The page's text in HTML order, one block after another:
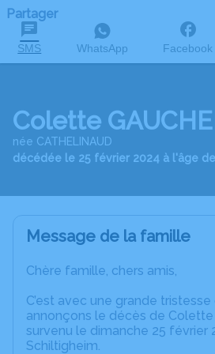
Partager
SMS WhatsApp Facebook
Colette
née CATHELINAUD
décédée le 25 février 2024 à l'âge
Message de la famille
Chère famille, chers amis,
C’est avec une grande
annonçons le décès de Colette
survenu le dimanche 25 février
Schiltigheim.